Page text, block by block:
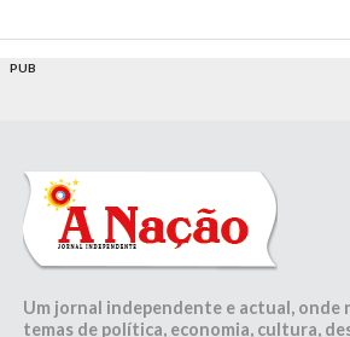
PUB
Um jornal independente e actual, onde
temas de política, economia, cultura,